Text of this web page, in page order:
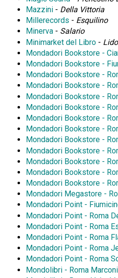
Mazzini - Della Vittoria
Millerecords - Esquilino
Minerva - Salario
Minimarket del Libro -
Mondadori Bookstore -
Mondadori Bookstore -
Mondadori Bookstore -
Mondadori Bookstore -
Mondadori Bookstore -
Mondadori Bookstore -
Mondadori Bookstore -
Mondadori Bookstore -
Mondadori Bookstore -
Mondadori Bookstore -
Mondadori Bookstore -
Mondadori Bookstore -
Mondadori Bookstore -
Mondadori Megastore -
Mondadori Point -
Mondadori Point - Roma
Mondadori Point - Roma
Mondadori Point - Roma
Mondadori Point - Roma
Mondadori Point - Roma
Mondolibri - Roma Marconi